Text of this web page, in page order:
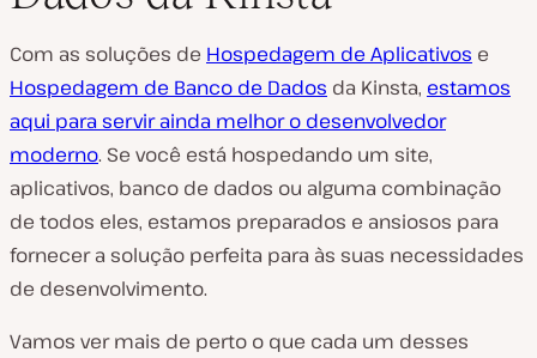
Com as soluções de Hospedagem de Aplicativos e
Hospedagem de Banco de Dados da Kinsta, estamos
aqui para servir ainda melhor o desenvolvedor
moderno. Se você está hospedando um site,
aplicativos, banco de dados ou alguma combinação
de todos eles, estamos preparados e ansiosos para
fornecer a solução perfeita para às suas necessidades
de desenvolvimento.
Vamos ver mais de perto o que cada um desses